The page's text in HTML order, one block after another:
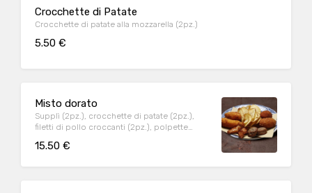
Crocchette di Patate
Crocchette di patate alla mozzarella (2pz.)
5.50 €
Misto dorato
Supplì (2pz.), crocchette di patate (2pz.),
filetti di pollo croccanti (2pz.), polpette
15.50 €